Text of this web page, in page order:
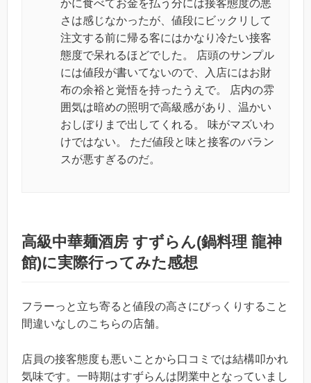
かに食べてお金を払う分には接客態度の悪
さは感じなかったが、値段にビックリして
注文する前に帰る客にはかなり冷たい接客
態度で呆れるほどでした。 店頭のサンプル
には値段が書いてないので、入店にはお財
布の余裕と覚悟を持ったうえで。 店内の雰
囲気は暗めの照明で高級感があり、温かい
おしぼりまで出してくれる。 味がマズいわ
けではない。 ただ値段と味と接客のバラン
スが悪すぎるのだ。
高級中華麺酒房 すずらん(鍋料理 龍神
館)に実際行ってみた感想
フラーっと立ち寄ると値段の高さにびっくりすること
間違いなしのこちらの店舗。
店員の接客態度も悪いことから口コミでは結構叩かれ
気味です。一時期はすずらんは閉業中となっていまし